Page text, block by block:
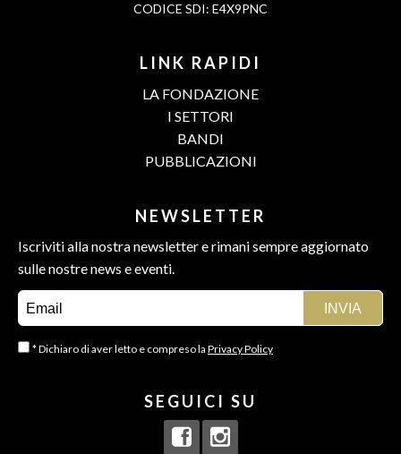
CODICE SDI: E4X9PNC
LINK RAPIDI
LA FONDAZIONE
I SETTORI
BANDI
PUBBLICAZIONI
NEWSLETTER
Iscriviti alla nostra newsletter e rimani sempre aggiornato
sulle nostre news e eventi.
* Dichiaro di aver letto e compreso la Privacy Policy
SEGUICI SU